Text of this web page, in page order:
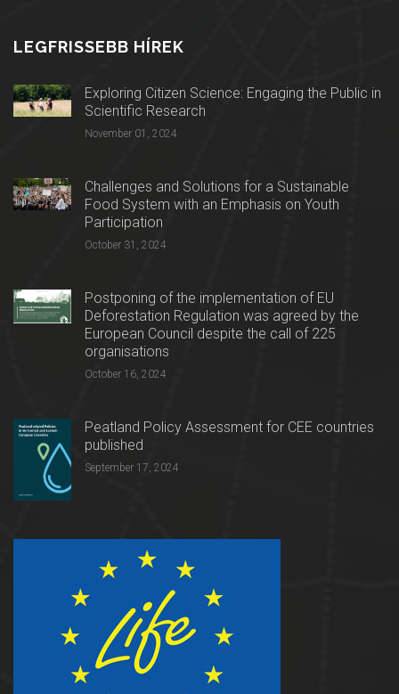
LEGFRISSEBB HÍREK
Exploring Citizen Science: Engaging the Public in
Scientific Research
November 01, 2024
Challenges and Solutions for a Sustainable
Food System with an Emphasis on Youth
Participation
October 31, 2024
Postponing of the implementation of EU
Deforestation Regulation was agreed by the
European Council despite the call of 225
organisations
October 16, 2024
Peatland Policy Assessment for CEE countries
published
September 17, 2024